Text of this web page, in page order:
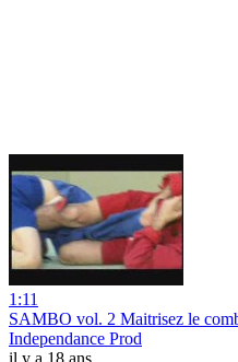
1:11
SAMBO vol. 2 Maitrisez le
Independance Prod